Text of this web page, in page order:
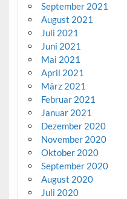
September 2021
August 2021
Juli 2021
Juni 2021
Mai 2021
April 2021
März 2021
Februar 2021
Januar 2021
Dezember 2020
November 2020
Oktober 2020
September 2020
August 2020
Juli 2020